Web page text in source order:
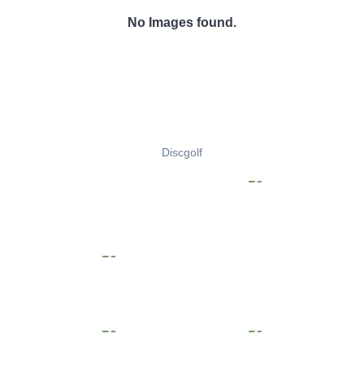
No Images found.
Discgolf